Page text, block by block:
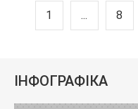
1 ... 8
ІНФОГРАФІКА